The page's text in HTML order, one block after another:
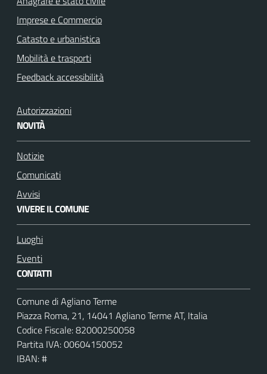
Imprese e Commercio
Catasto e urbanistica
Mobilità e trasporti
Feedback accessibilità
Autorizzazioni
NOVITÀ
Notizie
Comunicati
Avvisi
VIVERE IL COMUNE
Luoghi
Eventi
CONTATTI
Comune di Agliano Terme
Piazza Roma, 21, 14041 Agliano Terme AT, Italia
Codice Fiscale: 82000250058
Partita IVA: 00604150052
IBAN: #